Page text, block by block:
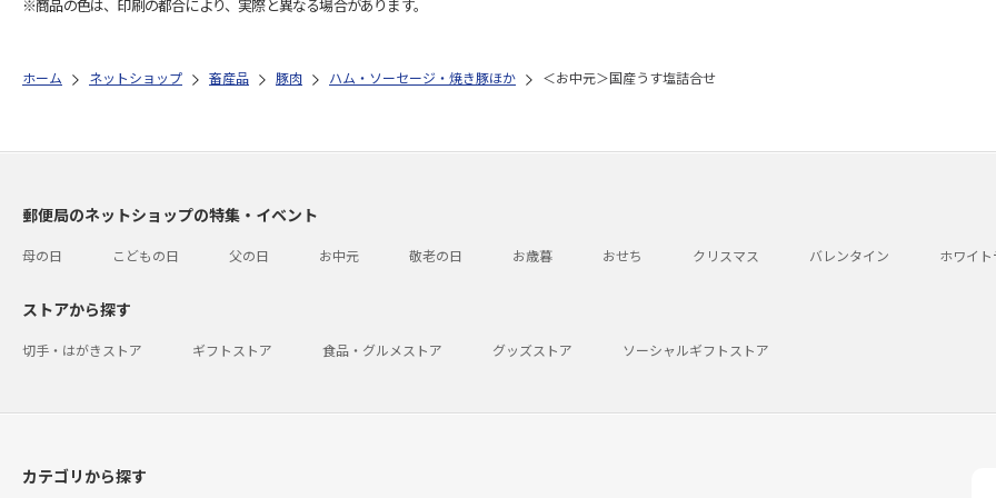
※商品の色は、印刷の都合により、実際と異なる場合があります。
ホーム ネットショップ 畜産品 豚肉 ハム・ソーセージ・焼き豚ほか ＜お中元＞国産うす塩詰合せ
郵便局のネットショップの特集・イベント
母の日 こどもの日 父の日 お中元 敬老の日 お歳暮 おせち クリスマス バレンタイン ホワイ
ストアから探す
切手・はがきストア ギフトストア 食品・グルメストア グッズストア ソーシャルギフトストア
カテゴリから探す